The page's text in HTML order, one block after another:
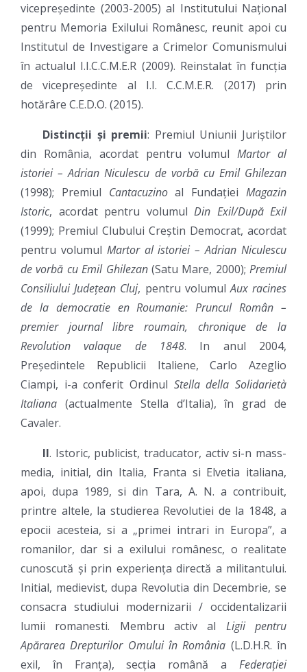
vicepreședinte (2003-2005) al Institutului Național
pentru Memoria Exilului Românesc, reunit apoi cu
Institutul de Investigare a Crimelor Comunismului
în actualul I.I.C.C.M.E.R (2009). Reinstalat în funcția
de vicepreședinte al I.I. C.C.M.E.R. (2017) prin
hotărâre C.E.D.O. (2015).
Distincții și premii: Premiul Uniunii Juriștilor
din România, acordat pentru volumulMartor al
istoriei – Adrian Niculescu de vorbă cu Emil Ghilezan
(1998); Premiul Cantacuzinoal FundațieiMagazin
Istoric, acordat pentru volumul Din Exil/După Exil
(1999); Premiul Clubului Creștin Democrat, acordat
pentru volumul Martor al istoriei – Adrian Niculescu
de vorbă cu Emil Ghilezan(Satu Mare, 2000); Premiul
Consiliului Județean Cluj, pentru volumulAux racines
de la democratie en Roumanie: Pruncul Român –
premier journal libre roumain, chronique de la
Revolution valaque de 1848. In anul 2004,
Președintele Republicii Italiene, Carlo Azeglio
Ciampi, i-a conferit Ordinul Stella della Solidarietà
Italiana (actualmente Stella dʼItalia), în grad de
Cavaler.
II. Istoric, publicist, traducator, activ si-n mass-
media, initial, din Italia, Franta si Elvetia italiana,
apoi, dupa 1989, si din Tara, A. N. a contribuit,
printre altele, la studierea Revolutiei de la 1848, a
epocii acesteia, si a „primei intrari in Europa”, a
romanilor, dar si a exilului românesc, o realitate
cunoscută și prin experiența directă a militantului.
Initial, medievist, dupa Revolutia din Decembrie, se
consacra studiului modernizarii / occidentalizarii
lumii romanesti. Membru activ al Ligii pentru
Apărarea Drepturilor Omului în România (L.D.H.R. în
exil, în Franța), secția română a Federației